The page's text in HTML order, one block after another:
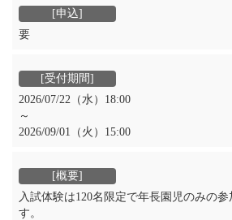
要
2026/07/22（水）18:00
～
2026/09/01（火）15:00
入試体験は120名限定で年長園児のみの
す。